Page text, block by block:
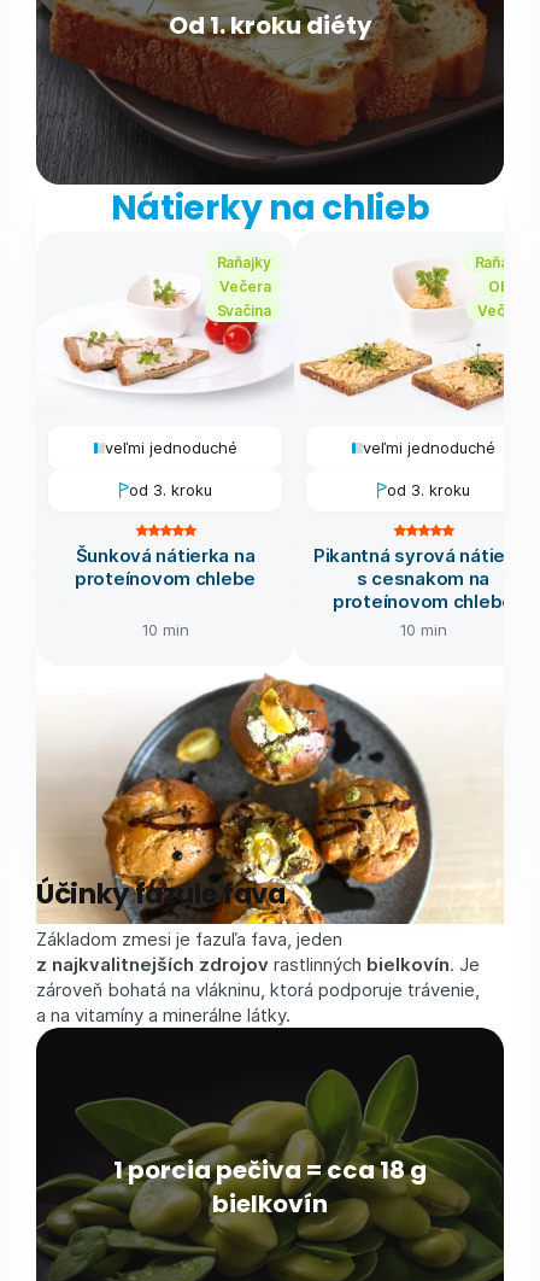
Od 1. kroku diéty
Nátierky na chlieb
Raňajky
Večera
Svačina
veľmi jednoduché
od 3. kroku
Šunková nátierka na
proteínovom chlebe
10 min
Raňajky
Obed
Večera
veľmi jednoduché
od 3. kroku
Pikantná syrová nátierka
s cesnakom na
proteínovom chlebe
10 min
Účinky fazule fava
Základom zmesi je fazuľa fava, jeden
z najkvalitnejších zdrojov rastlinných bielkovín. Je
zároveň bohatá na vlákninu, ktorá podporuje trávenie,
a na vitamíny a minerálne látky.
1 porcia pečiva = cca 18 g
bielkovín